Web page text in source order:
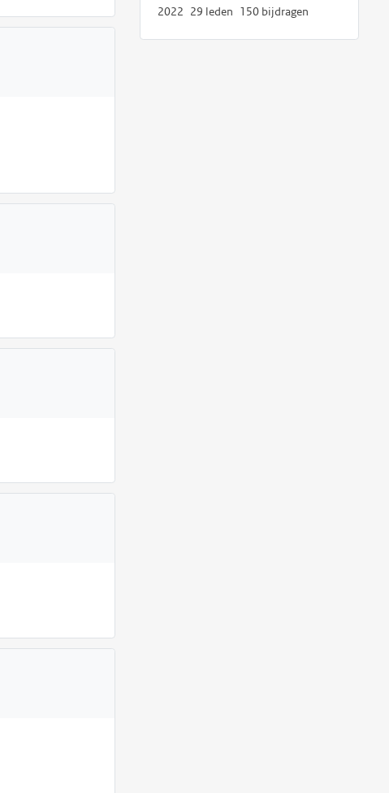
2022 29 leden 150 bijdragen